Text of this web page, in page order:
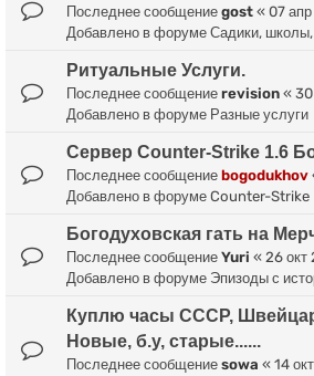
Последнее сообщение gost « 07
Добавлено в форуме Садики,
Ритуальные Услуги.
Последнее сообщение revision « 30
Добавлено в форуме Разные услуги
Сервер Counter-Strike 1.6
Последнее сообщение bogodukhov
Добавлено в форуме Counter-Strike
Богодуховская гать на
Последнее сообщение Yuri « 26 окт
Добавлено в форуме Эпизоды с
Куплю часы СССР,
Новые, б.у, старые......
Последнее сообщение sowa « 14